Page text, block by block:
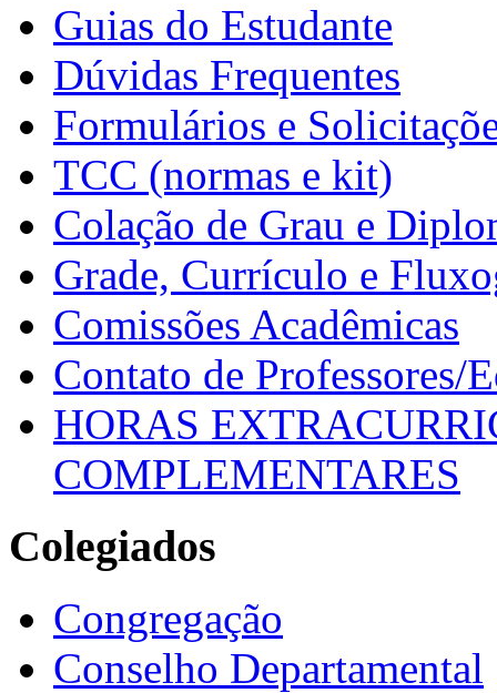
Guias do Estudante
Dúvidas Frequentes
Formulários e
TCC (normas e kit)
Colação de Grau e
Grade, Currículo e
Comissões Acadêmicas
Contato de Professores/
HORAS
COMPLEMENTARES
Colegiados
Congregação
Conselho Departamental